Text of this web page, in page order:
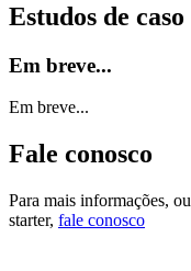
Estudos de caso
Em breve...
Em breve...
Fale conosco
Para mais informações,
starter, fale conosco